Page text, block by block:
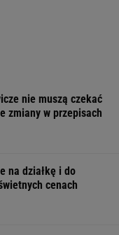
nie muszą czekać
zmiany w przepisach
na działkę i do
cenach